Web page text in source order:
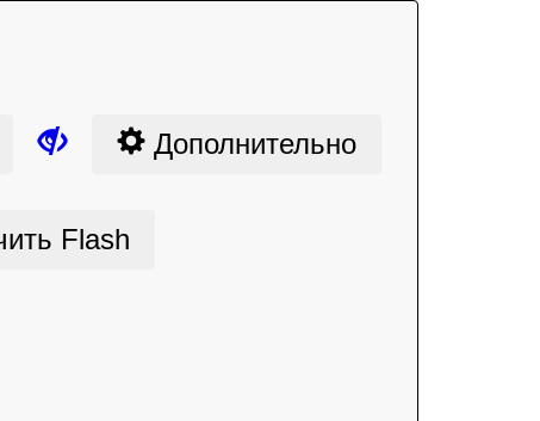
Дополнительно
Flash